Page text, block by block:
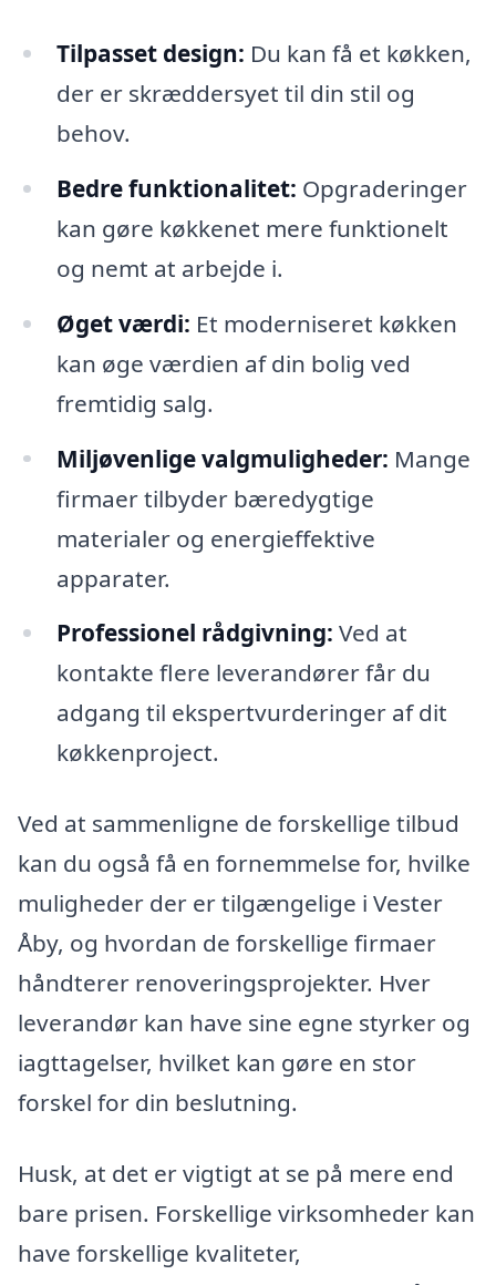
Tilpasset design: Du kan få et køkken,
der er skræddersyet til din stil og
behov.
Bedre funktionalitet: Opgraderinger
kan gøre køkkenet mere funktionelt
og nemt at arbejde i.
Øget værdi: Et moderniseret køkken
kan øge værdien af din bolig ved
fremtidig salg.
Miljøvenlige valgmuligheder: Mange
firmaer tilbyder bæredygtige
materialer og energieffektive
apparater.
Professionel rådgivning: Ved at
kontakte flere leverandører får du
adgang til ekspertvurderinger af dit
køkkenproject.
Ved at sammenligne de forskellige tilbud
kan du også få en fornemmelse for, hvilke
muligheder der er tilgængelige i Vester
Åby, og hvordan de forskellige firmaer
håndterer renoveringsprojekter. Hver
leverandør kan have sine egne styrker og
iagttagelser, hvilket kan gøre en stor
forskel for din beslutning.
Husk, at det er vigtigt at se på mere end
bare prisen. Forskellige virksomheder kan
have forskellige kvaliteter,